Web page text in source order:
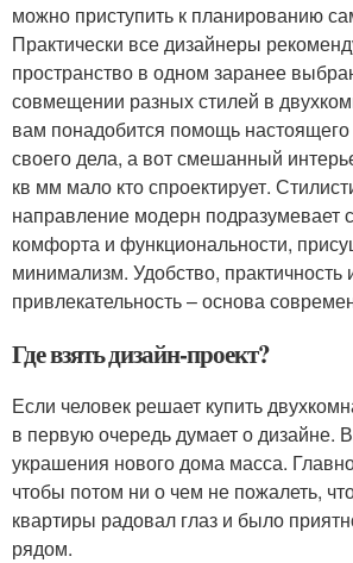
можно приступить к планированию
Практически все дизайнеры
пространство в одном заранее
совмещении разных стилей в
вам понадобится помощь
своего дела, а вот смешанный
кв мм мало кто спроектирует.
направление модерн подразумевает
комфорта и функциональности,
минимализм. Удобство,
привлекательность – основа
Где взять дизайн-проект?
Если человек решает купить
в первую очередь думает о дизайне.
украшения нового дома масса.
чтобы потом ни о чем не пожалеть,
квартиры радовал глаз и было
рядом.